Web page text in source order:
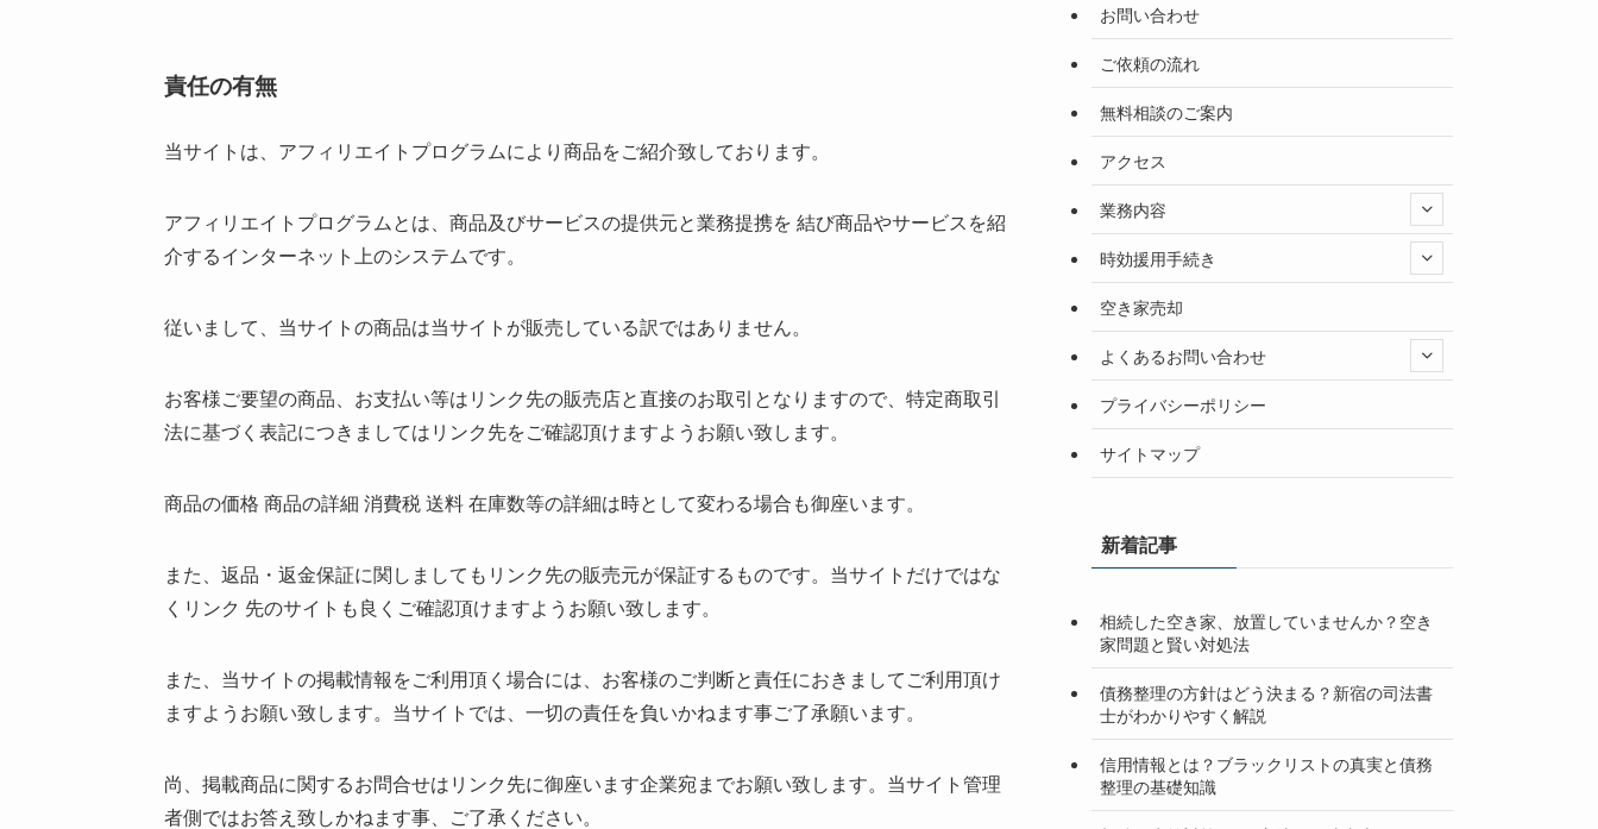
責任の有無
当サイトは、アフィリエイトプログラムにより商品をご紹介致しております。
アフィリエイトプログラムとは、商品及びサービスの提供元と業務提携を 結び商品やサービスを紹
介するインターネット上のシステムです。
従いまして、当サイトの商品は当サイトが販売している訳ではありません。
お客様ご要望の商品、お支払い等はリンク先の販売店と直接のお取引となりますので、特定商取引
法に基づく表記につきましてはリンク先をご確認頂けますようお願い致します。
商品の価格 商品の詳細 消費税 送料 在庫数等の詳細は時として変わる場合も御座います。
また、返品・返金保証に関しましてもリンク先の販売元が保証するものです。当サイトだけではな
くリンク 先のサイトも良くご確認頂けますようお願い致します。
また、当サイトの掲載情報をご利用頂く場合には、お客様のご判断と責任におきましてご利用頂け
ますようお願い致します。当サイトでは、一切の責任を負いかねます事ご了承願います。
尚、掲載商品に関するお問合せはリンク先に御座います企業宛までお願い致します。当サイト管理
者側ではお答え致しかねます事、ご了承ください。
お問い合わせ
ご依頼の流れ
無料相談のご案内
アクセス
業務内容
時効援用手続き
空き家売却
よくあるお問い合わせ
プライバシーポリシー
サイトマップ
新着記事
相続した空き家、放置していませんか？空き
家問題と賢い対処法
債務整理の方針はどう決まる？新宿の司法書
士がわかりやすく解説
信用情報とは？ブラックリストの真実と債務
整理の基礎知識